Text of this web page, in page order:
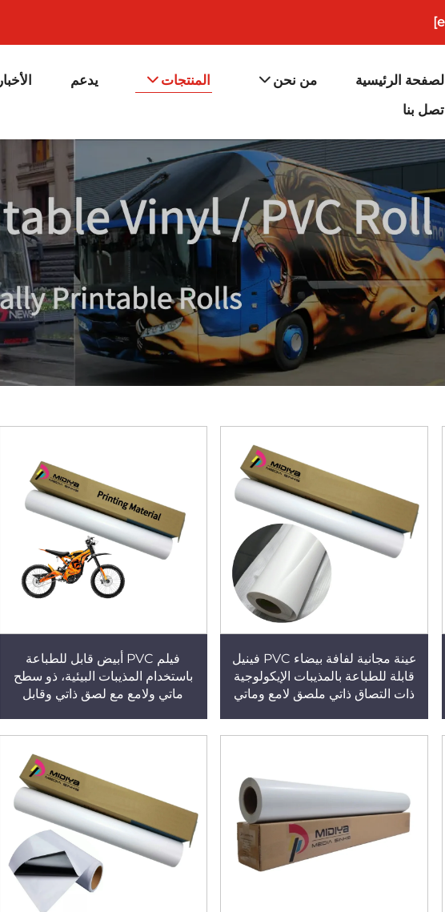
الصفحة الرئيسية من نحن المنتجات يدعم
الأخبار
اتصل بنا
عينة مجانية لفافة بيضاء PVC فينيل
قابلة للطباعة بالمذيبات الإيكولوجية
ذات التصاق ذاتي ملصق لامع وماتي
فيلم PVC أبيض قابل للطباعة
باستخدام المذيبات البيئية، ذو سطح
ماتي ولامع مع لصق ذاتي وقابل